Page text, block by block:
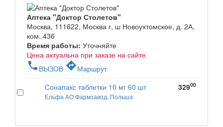
Аптека "Доктор Столетов"
Москва, 111622, Москва г, ш Новоухтомское, д. 2А,
ком. 436
Время работы: Уточняйте
Цена актуальна при заказе на сайте
phone ВЫЗОВ directionsМаршрут
Сонапакс таблетки 10 мг 60 шт
Ельфа АО Фармзавод, Польша
32900